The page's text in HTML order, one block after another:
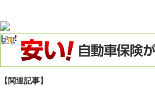
【関連記事】